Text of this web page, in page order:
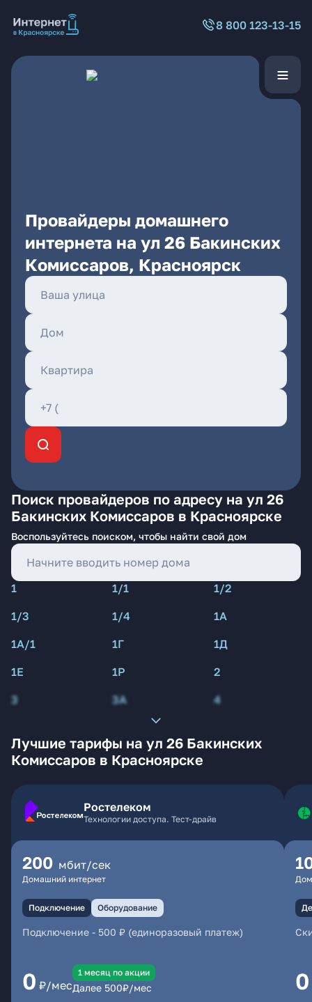
8 800 123-13-15
Провайдеры домашнего
интернета на ул 26 Бакинских
Комиссаров, Красноярск
Поиск провайдеров по адресу на ул 26
Бакинских Комиссаров в Красноярске
Воспользуйтесь поиском, чтобы найти свой дом
1 1/1
1/2
1/3
1/4
1А
1А/1
1Г
1Д
1Е
1Р
2
3
3А 4
Лучшие тарифы на ул 26 Бакинских
Комиссаров в Красноярске
Ростелеком
Технологии доступа. Тест-драйв
200 мбит/сек
Домашний интернет
Подключение Оборудование
Подключение - 500 ₽ (единоразовый платеж)
0 ₽/мес
1 месяц по акции
Далее 500₽/мес 0